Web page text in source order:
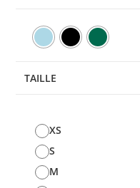
TAILLE
XS
S
M